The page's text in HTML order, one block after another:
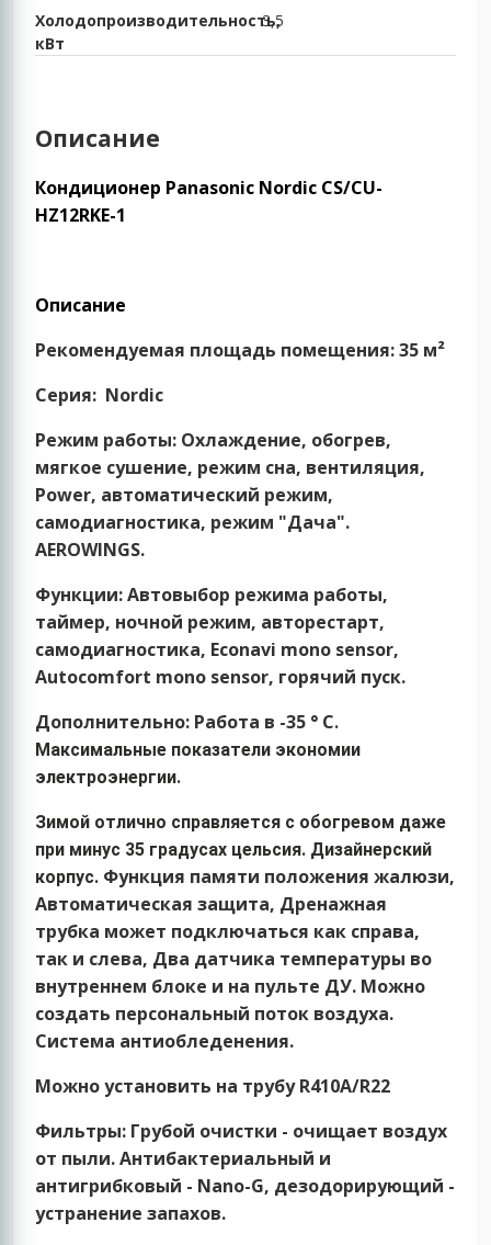
Холодопроизводительность,
кВт
3,5
Описание
Кондиционер Panasonic Nordic CS/CU-
HZ12RKE-1
Описание
Рекомендуемая площадь помещения:35 м²
Серия: Nordic
Режим работы: Охлаждение, обогрев,
мягкое сушение, режим сна, вентиляция,
Power, автоматический режим,
самодиагностика, режим "Дача".
AEROWINGS.
Функции:Автовыбор режима работы,
таймер, ночной режим, авторестарт,
самодиагностика, Econavi mono sensor,
Autocomfort mono sensor, горячий пуск.
Дополнительно: Работа в -35 ° С.
Максимальные показатели экономии
электроэнергии.
Зимой отлично справляется с обогревом даже
при минус 35 градусах цельсия. Дизайнерский
корпус. Функция памяти положения жалюзи,
Автоматическая защита, Дренажная
трубка может подключаться как справа,
так и слева, Два датчика температуры во
внутреннем блоке и на пульте ДУ. Можно
создать персональный поток воздуха.
Система антиобледенения.
Можно установить на трубу R410A/R22
Фильтры: Грубой очистки - очищает воздух
от пыли. Антибактериальный и
антигрибковый - Nano-G, дезодорирующий -
устранение запахов.